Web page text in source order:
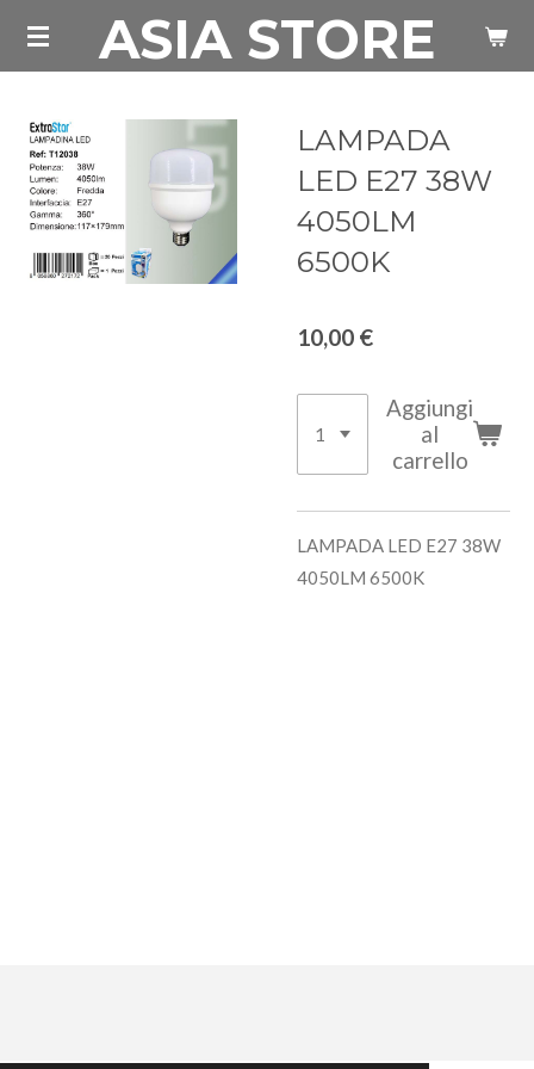
Vai
principale
ASIA STORE
LAMPADA
LED E27 38W
4050LM
6500K
10,00 €
Aggiungi
al
carrello
LAMPADA LED E27 38W
4050LM 6500K